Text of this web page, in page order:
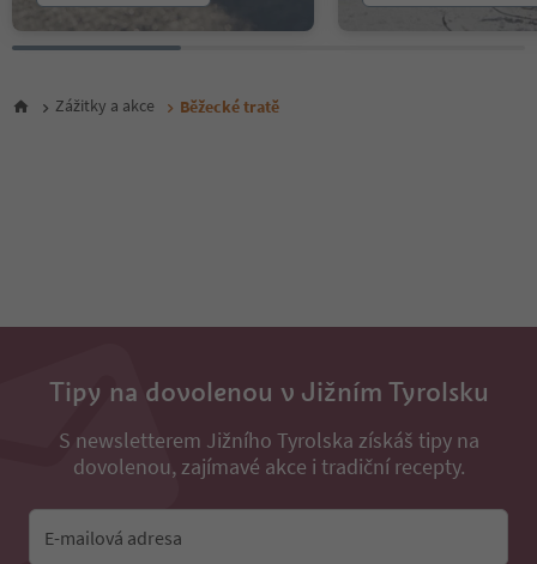
Zážitky a akce Běžecké tratě
Tipy na dovolenou v Jižním Tyrolsku
S newsletterem Jižního Tyrolska získáš tipy na
dovolenou, zajímavé akce i tradiční recepty.
E-mailová adresa